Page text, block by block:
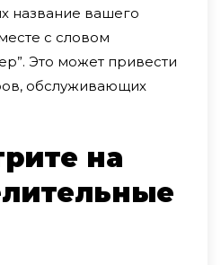
название вашего
с словом
Это может привести
обслуживающих
на